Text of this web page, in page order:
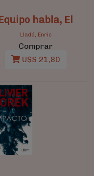
habla, El
Lladó, Enric
Comprar
U$S 21,80